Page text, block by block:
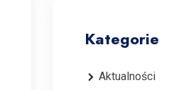
Kategorie
Aktualności